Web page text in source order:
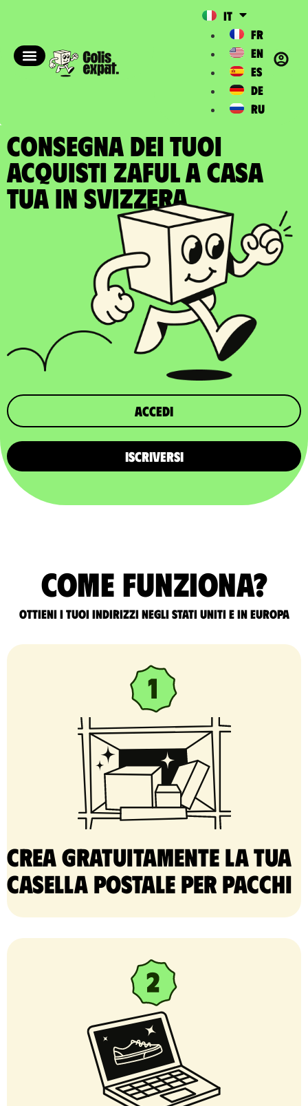
IT
FR
EN
ES
DE
RU
CONSEGNA DEI TUOI
ACQUISTI ZAFUL A casa
tua in Svizzera
Accedi
ISCRIVERSI
Come funziona?
Ottieni i tuoi indirizzi negli Stati Uniti e in Europa
Crea gratuitamente la tua
casella postale per pacchi